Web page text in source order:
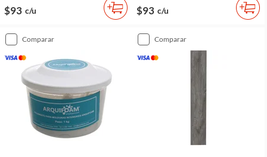
$93 c/u $93 c/u
comparar comparar